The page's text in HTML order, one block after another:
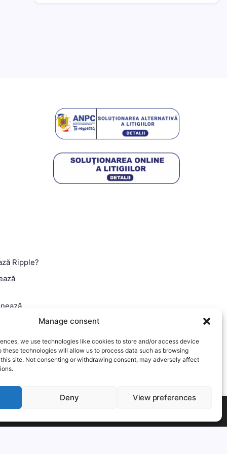
Manage consent
we use technologies like cookies to store and/or access device
these technologies will allow us to process data such as browsing
site. Not consenting or withdrawing consent, may adversely affect
Deny View preferences
Ripple?
out if you wish.